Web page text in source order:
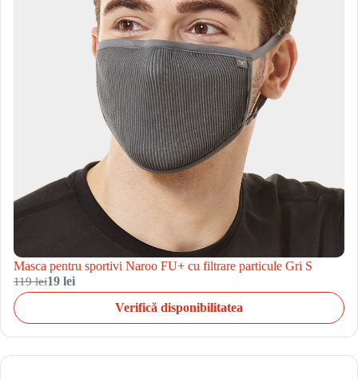
Masca pentru sportivi Naroo FU+ cu filtrare particule Gri S
119 lei19 lei
Verifică disponibilitatea